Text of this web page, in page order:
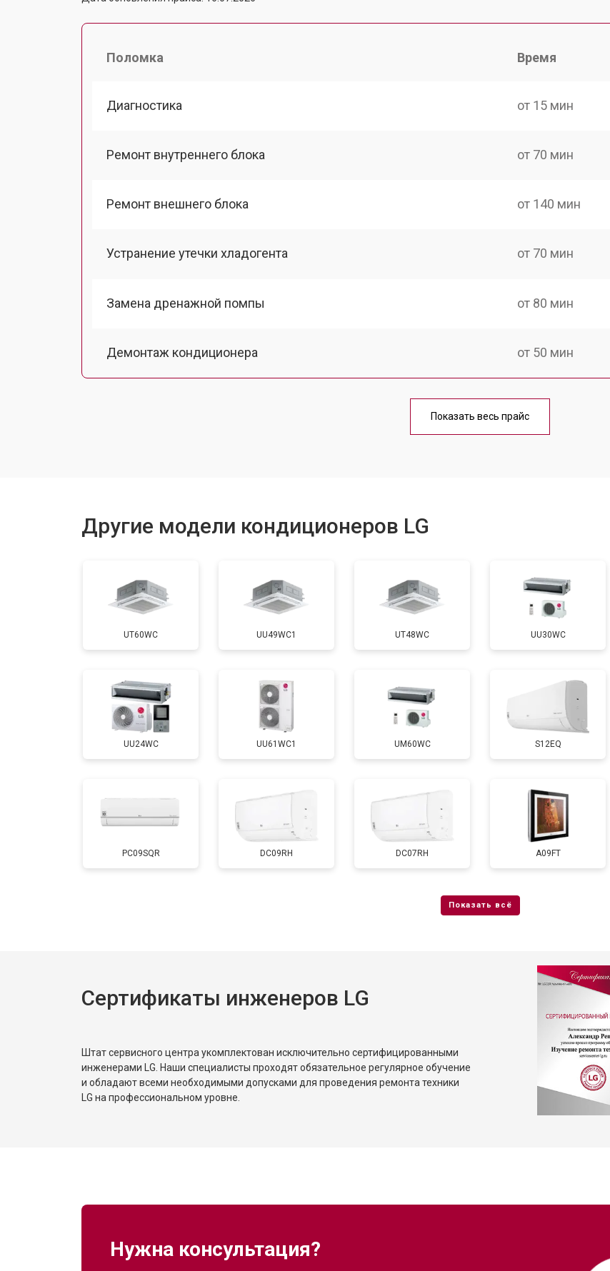
Поломка Время
Диагностика от 15 мин
Ремонт внутреннего блока от 70 мин
Ремонт внешнего блока от 140 мин
Устранение утечки хладогента от 70 мин
Замена дренажной помпы от 80 мин
Демонтаж кондиционера от 50 мин
от 80 мин
Показать весь прайс
Другие модели кондиционеров LG
UT60WC UU49WC1 UT48WC UU30WC
UU24WC UU61WC1 UM60WC S12EQ
PC09SQR DC09RH DC07RH A09FT
Сертификаты инженеров LG
Штат сервисного центра укомплектован исключительно сертифицированными
инженерами LG. Наши специалисты проходят обязательное регулярное обучение
и обладают всеми необходимыми допусками для проведения ремонта техники
LG на профессиональном уровне.
Нужна консультация?